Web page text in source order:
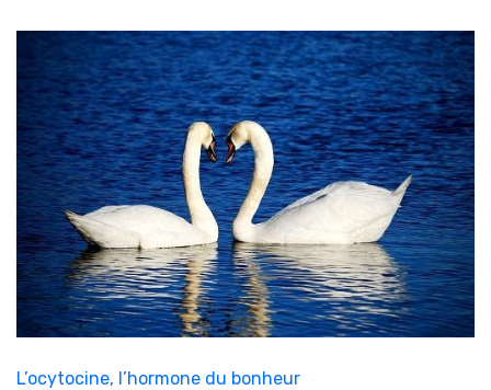
L’ocytocine, l’hormone du bonheur